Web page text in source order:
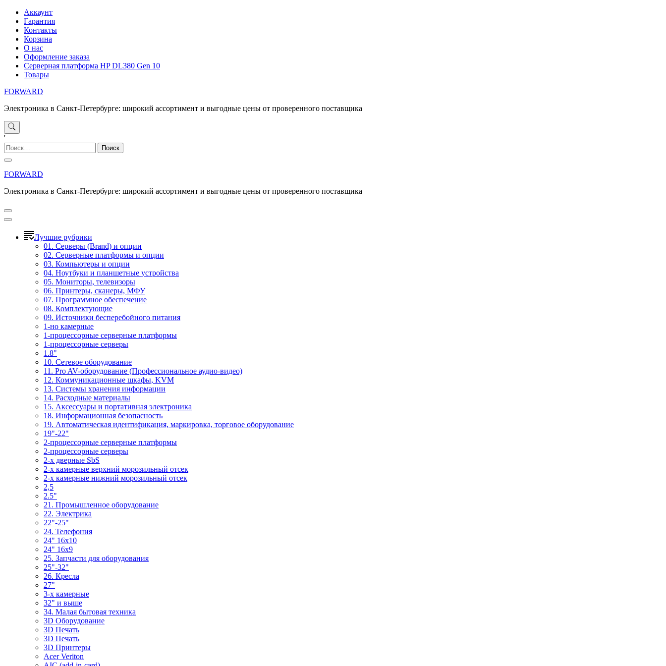
Перейти
содержимому
Аккаунт
Гарантия
Контакты
Корзина
О нас
Оформление заказа
Серверная платформа HP DL380 Gen 10
Товары
FORWARD
Электроника в Санкт-Петербурге: широкий ассортимент и выгодные цены от проверенного поставщика
'
Найти:
FORWARD
Электроника в Санкт-Петербурге: широкий ассортимент и выгодные цены от проверенного поставщика
Лучшие рубрики
01. Серверы (Brand) и опции
02. Серверные платформы и опции
03. Компьютеры и опции
04. Ноутбуки и планшетные устройства
05. Мониторы, телевизоры
06. Принтеры, сканеры, МФУ
07. Программное обеспечение
08. Комплектующие
09. Источники бесперебойного питания
1-но камерные
1-процессорные серверные платформы
1-процессорные серверы
1.8"
10. Сетевое оборудование
11. Pro AV-оборудование (Профессиональное аудио-видео)
12. Коммуникационные шкафы, KVM
13. Системы хранения информации
14. Расходные материалы
15. Аксессуары и портативная электроника
18. Информационная безопасность
19. Автоматическая идентификация, маркировка, торговое оборудование
19"-22"
2-процессорные серверные платформы
2-процессорные серверы
2-х дверные SbS
2-х камерные верхний морозильный отсек
2-х камерные нижний морозильный отсек
2,5
2.5"
21. Промышленное оборудование
22. Электрика
22"-25"
24. Телефония
24" 16x10
24" 16x9
25. Запчасти для оборудования
25"-32"
26. Кресла
27"
3-x камерные
32" и выше
34. Малая бытовая техника
3D Оборудование
3D Печать
3D Печать
3D Принтеры
Acer Veriton